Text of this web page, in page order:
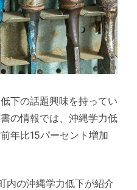
下の話題興味を持ってい
の情報では、沖縄学力低
年比15パーセント増加
内の沖縄学力低下が紹介